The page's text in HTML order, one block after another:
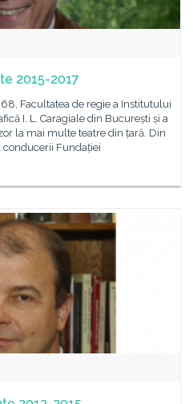
2015-2017
Facultatea de regie a Institutului
I. L. Caragiale din București și a
la mai multe teatre din țară. Din
Fundației